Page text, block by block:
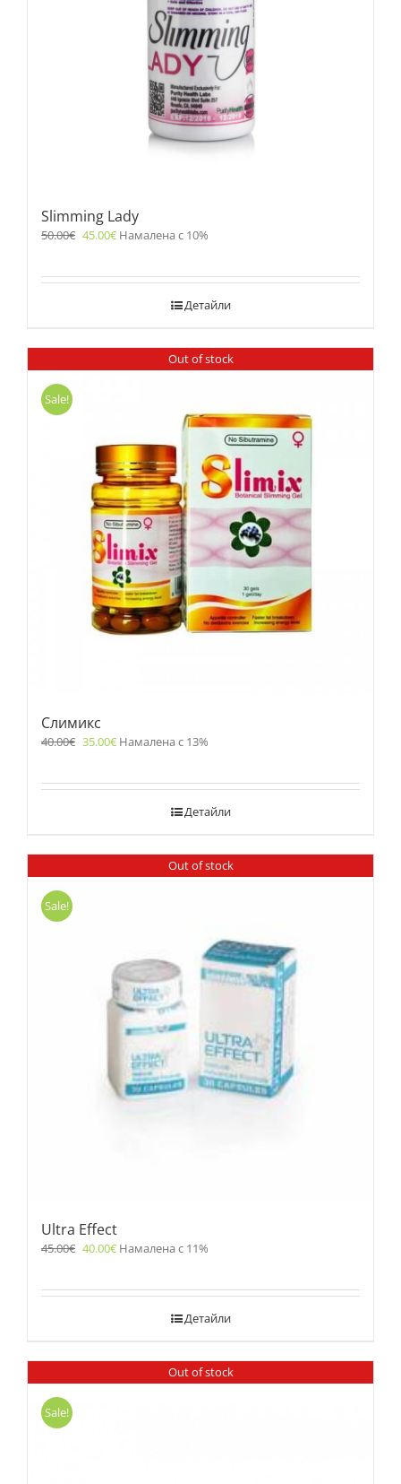
Slimming Lady
50.00€ 45.00€ Намалена с 10%
Детайли
Out of stock
Sale!
Слимикс
40.00€ 35.00€ Намалена с 13%
Детайли
Out of stock
Sale!
Ultra Effect
45.00€ 40.00€ Намалена с 11%
Детайли
Out of stock
Sale!